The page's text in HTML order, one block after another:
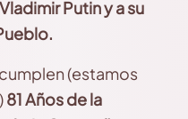
Putin y a su
(estamos
81 Años de la